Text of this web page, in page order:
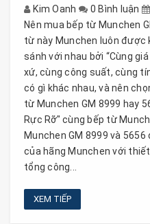
Kim Oanh 0 Bình luận
Nên mua bếp từ Munchen
từ này Munchen luôn được
sánh với nhau bởi “Cùng
xứ, cùng công suất, cùng
có gì khác nhau, và nên
từ Munchen GM 8999 hay
Rực Rỡ" cùng bếp từ
Munchen GM 8999 và
của hãng Munchen với
tổng công...
XEM TIẾP